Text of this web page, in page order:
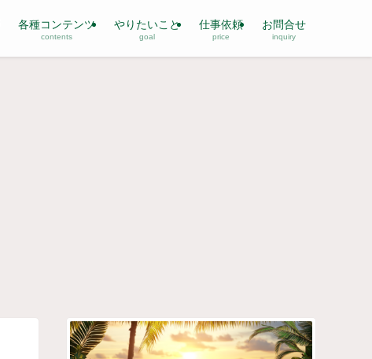
各種コンテンツ
contents
やりたいこと
goal
仕事依頼
price
お問合せ
inquiry